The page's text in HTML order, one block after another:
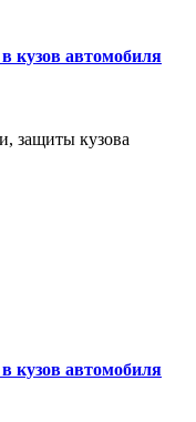
автомобиля
защиты кузова
автомобиля